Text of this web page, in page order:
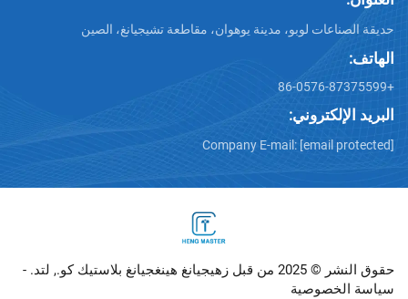
لوبو، مدينة يوهوان، مقاطعة تشيجيانغ، الصين
Company E-mail:
كو., لتد. -